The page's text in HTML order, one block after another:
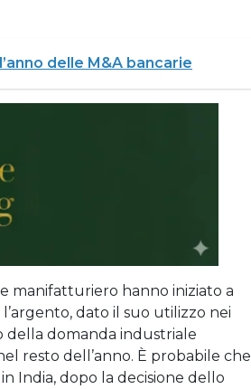
delle M&A bancarie
manifatturiero hanno iniziato a
dato il suo utilizzo nei
domanda industriale
resto dell’anno. È probabile che
India, dopo la decisione dello